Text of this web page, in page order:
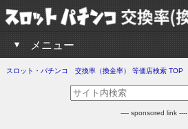
メニュー
スロット・パチンコ 交換率（換金率） 等価店検索 TOP
---- sponsored link ----